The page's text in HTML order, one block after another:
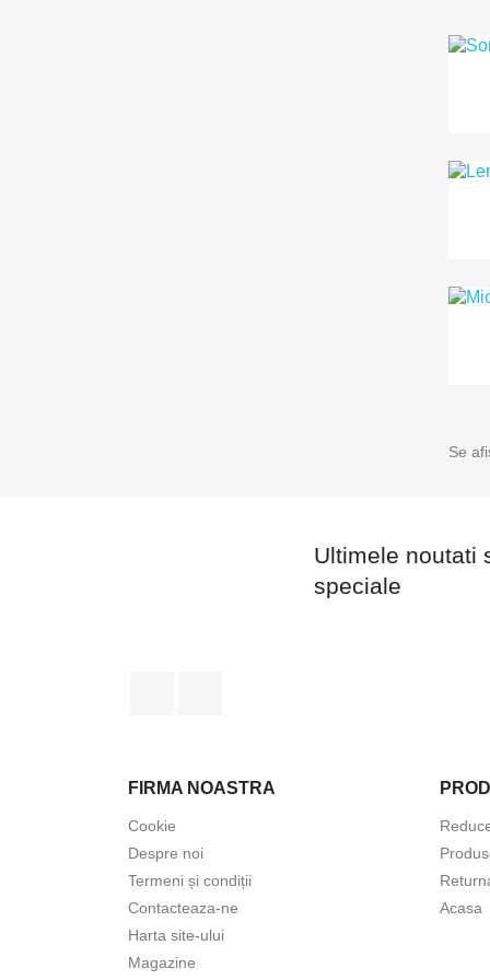
Se
Ultimele noutati
speciale
FIRMA NOASTRA
Cookie
Despre noi
Termeni și condiții
Contacteaza-ne
Harta site-ului
Magazine
Acasa